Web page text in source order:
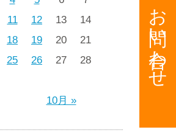
10月 »
11 12 13
14
18 19 20
21
25 26 27
28
お問い合わせ